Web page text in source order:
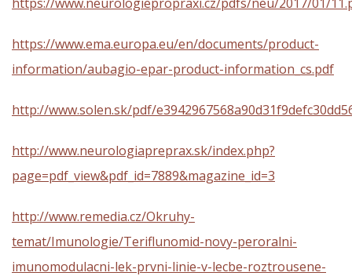
https://www.ema.europa.eu/en/documents/product-
information/aubagio-epar-product-information_cs.pdf
http://www.solen.sk/pdf/
http://www.neurologiapreprax.sk/index.php?
page=pdf_view&pdf_id=7889&magazine_id=3
http://www.remedia.cz/Okruhy-
temat/Imunologie/Teriflunomid-novy-peroralni-
imunomodulacni-lek-prvni-linie-v-lecbe-roztrousene-